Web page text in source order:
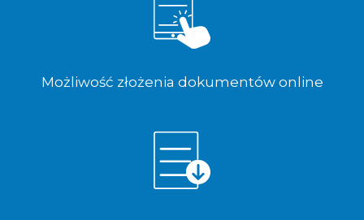
Możliwość złożenia dokumentów online